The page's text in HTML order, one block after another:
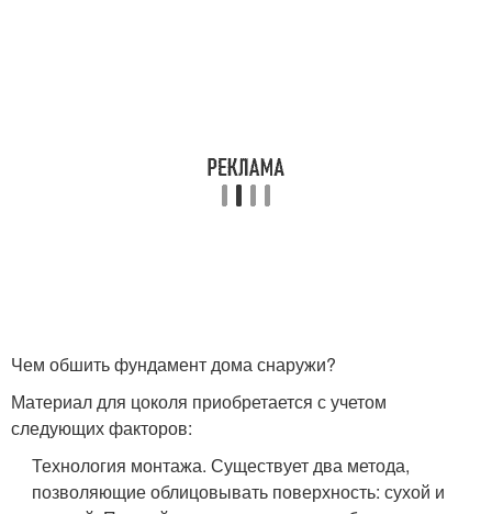
Чем обшить фундамент дома снаружи?
Материал для цоколя приобретается с учетом
следующих факторов:
Технология монтажа. Существует два метода,
позволяющие облицовывать поверхность: сухой и